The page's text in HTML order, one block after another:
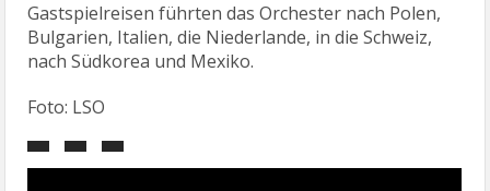
Gastspielreisen führten das Orchester nach Polen,
Bulgarien, Italien, die Niederlande, in die Schweiz,
nach Südkorea und Mexiko.
Foto: LSO